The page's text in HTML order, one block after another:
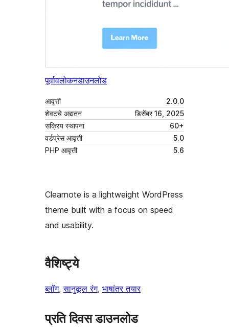
पूर्वावलोकनडाउनलोड
आवृत्ती
2.0.0
शेवटचे अद्यतन
डिसेंबर 16, 2025
सक्रिय स्थापना
60+
वर्डप्रेस आवृत्ती
5.0
PHP आवृत्ती
5.6
Clearnote is a lightweight WordPress
theme built with a focus on speed
and usability.
वैशिष्ट्ये
ब्लॉग, सानुकूल रंग, भाषांतर तयार
प्रति दिवस डाउनलोड